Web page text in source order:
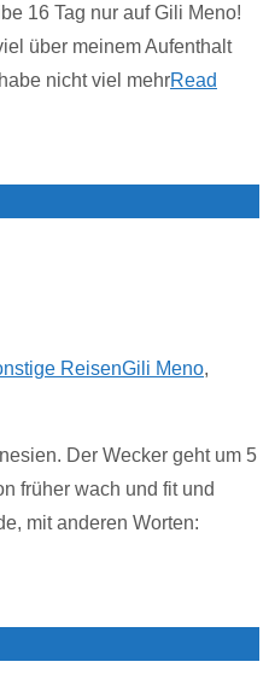
16 Tag nur auf Gili Meno!
über meinem Aufenthalt
nicht viel mehrRead
ReisenGili Meno,
Der Wecker geht um 5
früher wach und fit und
mit anderen Worten: